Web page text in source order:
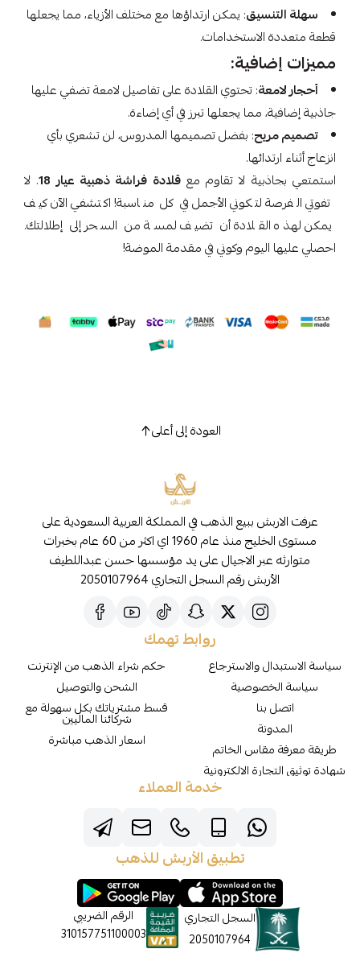
سهلة التنسيق: يمكن ارتداؤها مع مختلف الأزياء، مما يجعلها
قطعة متعددة الاستخدامات.
مميزات إضافية:
أحجار لامعة: تحتوي القلادة على تفاصيل لامعة تضفي عليها
جاذبية إضافية، مما يجعلها تبرز في أي إضاءة.
تصميم مريح: بفضل تصميمها المدروس، لن تشعري بأي
انزعاج أثناء ارتدائها.
استمتعي بجاذبية لا تقاوم معقلادة فراشة ذهبية عيار 18
. لا
تفوتي الفرصة لتكوني الأجمل في كل مناسبة! اكتشفي الآن كيف
يمكن لهذه القلادة أن تضيف لمسة من السحر إلى إطلالتك.
احصلي عليها اليوم وكوني في مقدمة الموضة!
العودة إلى أعلى
عرفت الاربش ببيع الذهب في المملكة العربية السعودية على
مستوى الخليج منذ عام 1960 اي اكثر من 60 عام بخبرات
متوارثه عبر الاجيال على يد مؤسسها حسن عبداللطيف
الأربش رقم السجل التجاري 2050107964
روابط تهمك
سياسة الاستبدال والاسترجاع
سياسة الخصوصية
اتصل بنا
المدونة
طريقة معرفة مقاس الخاتم
شهادة توثيق التجارة الالكترونية
حكم شراء الذهب من الإنترنت
الشحن والتوصيل
قسط مشترياتك بكل سهولة مع
شركائنا الماليين
اسعار الذهب مباشرة
خدمة العملاء
تطبيق الأربش للذهب
السجل التجاري
2050107964
الرقم الضريبي
310157751100003